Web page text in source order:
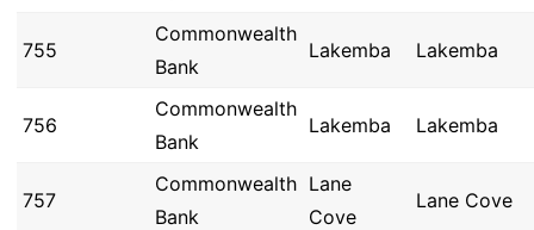
755
Commonwealth
Bank
Lakemba Lakemba
756
Commonwealth
Bank
Lakemba Lakemba
757
Commonwealth
Bank
Lane
Cove
Lane Cove